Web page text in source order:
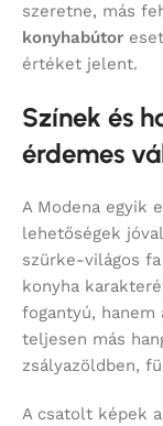
szeretne, más
konyhabútor
értéket jelent.
Színek és
érdemes
A Modena egyik
lehetőségek
szürke-világos
konyha
fogantyú, hanem
teljesen más
zsályazöldben,
A csatolt képek